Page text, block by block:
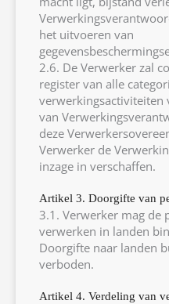
het uitvoeren van
2.6. De Verwerker zal
register van alle
verwerkingsactiviteiten
van
deze
Verwerker de
inzage in verschaffen.
Artikel 3. Doorgifte van
3.1. Verwerker mag de
verwerken in landen
Doorgifte naar landen
verboden.
Artikel 4. Verdeling van